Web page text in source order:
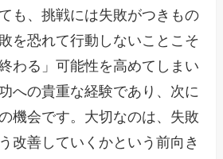
も、挑戦には失敗がつきもの
を恐れて行動しないことこそ
わる」可能性を高めてしまい
への貴重な経験であり、次に
機会です。大切なのは、失敗
改善していくかという前向き